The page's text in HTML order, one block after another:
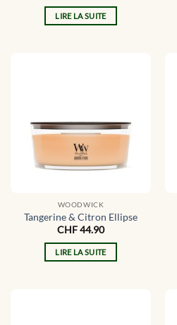
LIRE LA SUITE
WOODWICK
Tangerine & Citron Ellipse
CHF44.90
LIRE LA SUITE